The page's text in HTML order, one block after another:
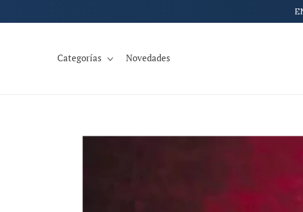
al contenido
Categorías Novedades